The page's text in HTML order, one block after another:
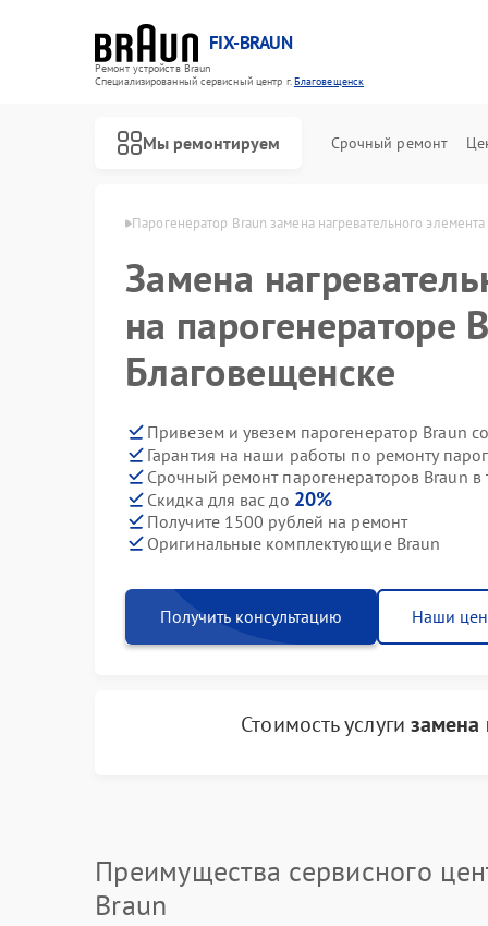
FIX-BRAUN
Ремонт устройств Braun
Специализированный cервисный центр г.Благовещенск
Мы ремонтируем Срочный ремонт
в Благовещенске Парогенератор Braun замена нагревательного элемента
Замена
на парогенераторе
Благовещенске
Привезем и увезем парогенератор Braun
Гарантия на наши работы по ремонту
Срочный ремонт парогенераторов Braun в
Скидка для вас до 20%
Получите 1500 рублей на ремонт
Оригинальные комплектующие Braun
Получить консультацию Наши
Стоимость услуги замена
Преимущества сервисного
Braun